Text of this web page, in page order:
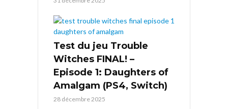
Test du jeu Trouble
Witches FINAL! –
Episode 1: Daughters of
Amalgam (PS4, Switch)
28 décembre 2025